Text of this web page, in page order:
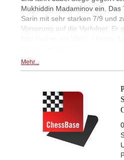
Mukhiddin Madaminov ein. Das
Sarin mit sehr starken 7/9 und
Vorsprung auf die Verfolger. Er
Mehr...